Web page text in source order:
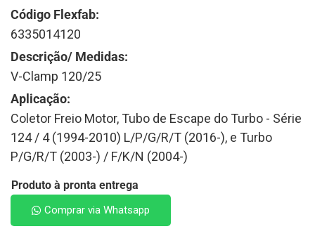
Código Flexfab:
6335014120
Descrição/ Medidas:
V-Clamp 120/25
Aplicação:
Coletor Freio Motor, Tubo de Escape do Turbo - Série
124 / 4 (1994-2010) L/P/G/R/T (2016-), e Turbo
P/G/R/T (2003-) / F/K/N (2004-)
Produto à pronta entrega
Comprar via Whatsapp